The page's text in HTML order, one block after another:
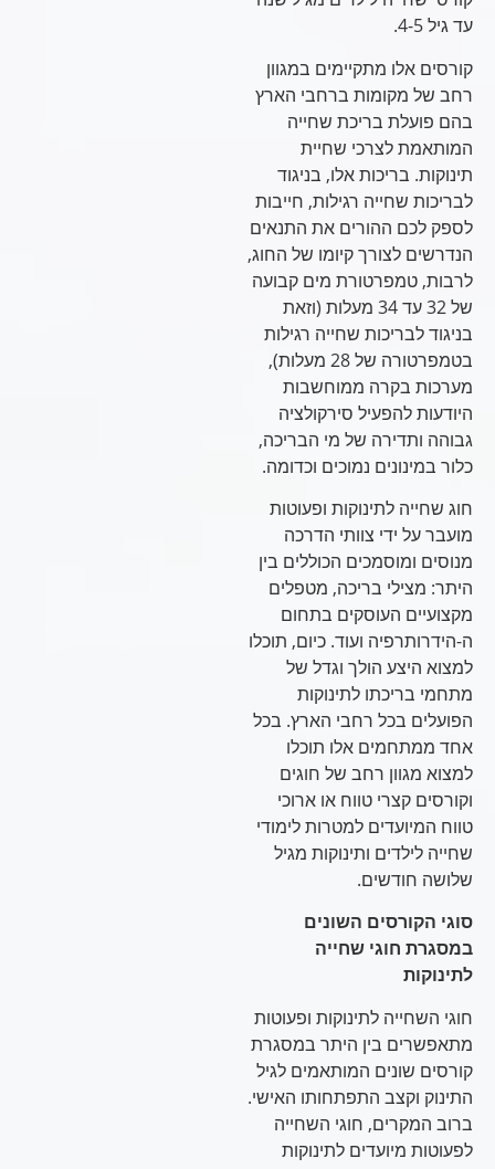
עד גיל 4-5.
קורסים אלו מתקיימים במגוון
רחב של מקומות ברחבי הארץ
בהם פועלת בריכת שחייה
המותאמת לצרכי שחיית
תינוקות. בריכות אלו, בניגוד
לבריכות שחייה רגילות, חייבות
לספק לכם ההורים את התנאים
הנדרשים לצורך קיומו של החוג,
לרבות, טמפרטורת מים קבועה
של 32 עד 34 מעלות (וזאת
בניגוד לבריכות שחייה רגילות
בטמפרטורה של 28 מעלות),
מערכות בקרה ממוחשבות
היודעות להפעיל סירקולציה
גבוהה ותדירה של מי הבריכה,
כלור במינונים נמוכים וכדומה.
חוג שחייה לתינוקות ופעוטות
מועבר על ידי צוותי הדרכה
מנוסים ומוסמכים הכוללים בין
היתר: מצילי בריכה, מטפלים
מקצועיים העוסקים בתחום
ה-הידרותרפיה ועוד. כיום, תוכלו
למצוא היצע הולך וגדל של
מתחמי בריכתו לתינוקות
הפועלים בכל רחבי הארץ. בכל
אחד ממתחמים אלו תוכלו
למצוא מגוון רחב של חוגים
וקורסים קצרי טווח או ארוכי
טווח המיועדים למטרות לימודי
שחייה לילדים ותינוקות מגיל
שלושה חודשים.
סוגי הקורסים השונים
במסגרת חוגי שחייה
לתינוקות
חוגי השחייה לתינוקות ופעוטות
מתאפשרים בין היתר במסגרת
קורסים שונים המותאמים לגיל
התינוק וקצב התפתחותו האישי.
ברוב המקרים, חוגי השחייה
לפעוטות מיועדים לתינוקות